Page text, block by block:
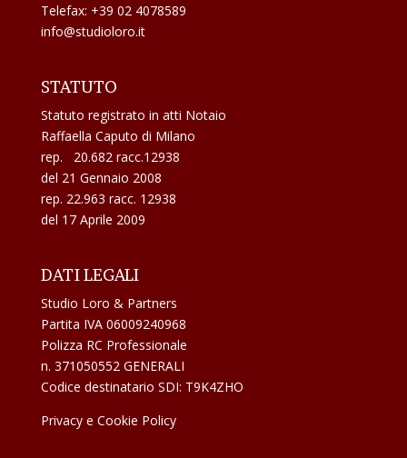
Telefax: +39 02 4078589
info@studioloro.it
STATUTO
Statuto registrato in atti Notaio
Raffaella Caputo di Milano
rep. 20.682 racc.12938
del 21 Gennaio 2008
rep. 22.963 racc. 12938
del 17 Aprile 2009
DATI LEGALI
Studio Loro & Partners
Partita IVA 06009240968
Polizza RC Professionale
n. 371050552 GENERALI
Codice destinatario SDI: T9K4ZHO
Privacy e Cookie Policy